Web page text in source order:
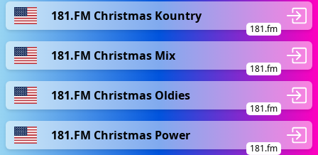
181.FM Christmas Kountry
181.fm
181.FM Christmas Mix
181.fm
181.FM Christmas Oldies
181.fm
181.FM Christmas Power
181.fm